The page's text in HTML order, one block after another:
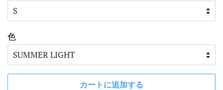
色
カートに追加する